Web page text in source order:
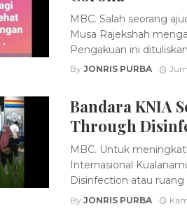
MBC. Salah seorang
Musa Rajekshah
Pengakuan ini
By JONRIS PURBA
Bandara KNIA
Through
MBC. Untuk
Internasional
Disinfection atau ruang
By JONRIS PURBA